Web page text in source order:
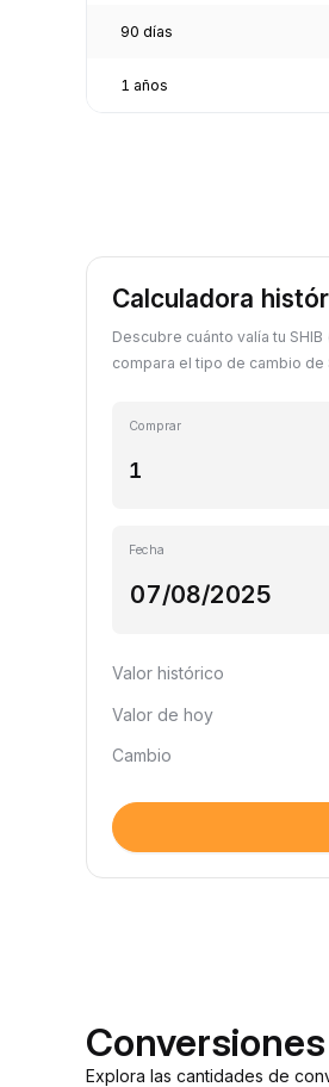
90 días
1 años
Calculadora
Descubre cuánto valía tu
compara el tipo de cambio de
Comprar
Fecha
Valor histórico
Valor de hoy
Cambio
Explora las cantidades de